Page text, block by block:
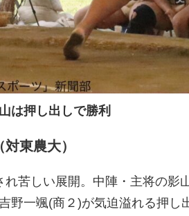
は押し出しで勝利
対東農大）
れ苦しい展開。中陣・主将の影
野一颯(商２)が気迫溢れる押